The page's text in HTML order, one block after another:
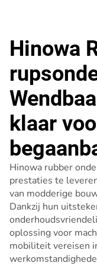
Hinowa
klaar
Hinowa rubber
prestaties te
van modderige
Dankzij hun
oplossing voor
mobiliteit vereisen